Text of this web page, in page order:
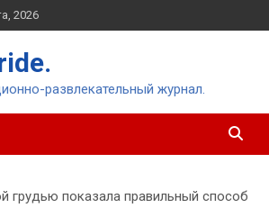
2026
развлекательный журнал.
грудью показала правильный способ